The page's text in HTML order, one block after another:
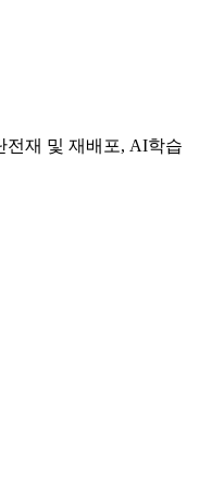
재 및 재배포, AI학습